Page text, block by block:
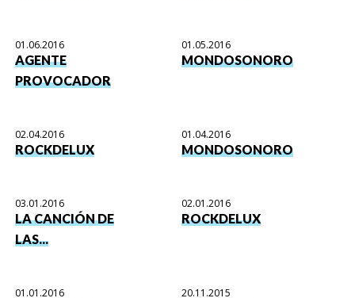
01.06.2016
AGENTE
PROVOCADOR
01.05.2016
MONDOSONORO
02.04.2016
ROCKDELUX
01.04.2016
MONDOSONORO
03.01.2016
LA CANCIÓN DE
LAS...
02.01.2016
ROCKDELUX
01.01.2016 20.11.2015